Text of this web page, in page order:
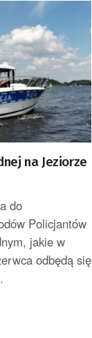
na Jeziorze
do
Policjantów
jakie w
odbędą się